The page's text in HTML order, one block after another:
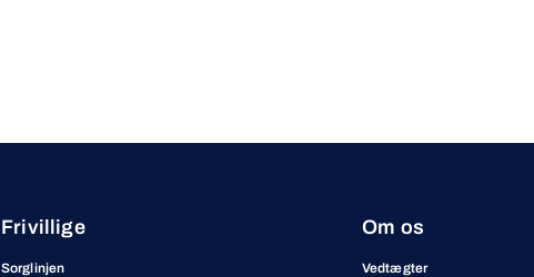
Frivillige
Sorglinjen
Om os
Vedtægter